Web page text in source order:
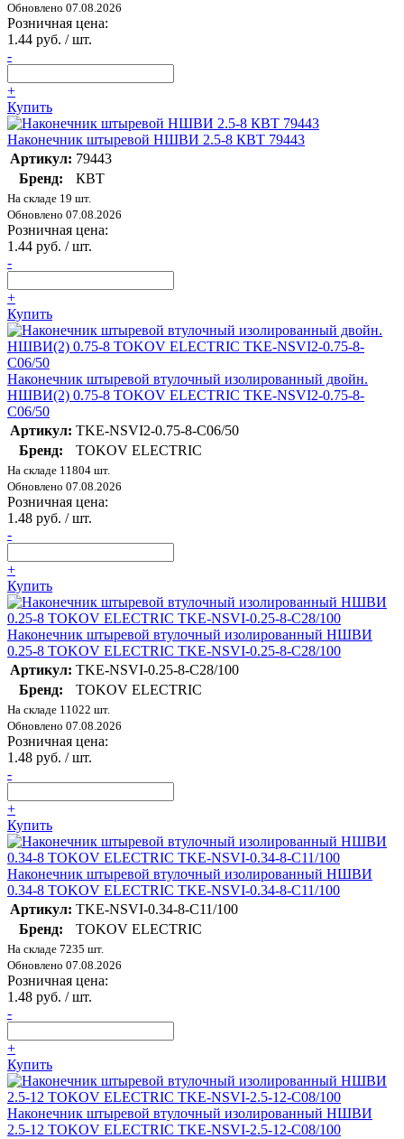
Обновлено 07.08.2026
Розничная цена:
1.44 руб. / шт.
-
+
Купить
Наконечник штыревой НШВИ 2.5-8 КВТ 79443
Артикул: 79443
Бренд:
КВТ
На складе 19 шт.
Обновлено 07.08.2026
Розничная цена:
1.44 руб. / шт.
-
+
Купить
Наконечник штыревой втулочный изолированный двойн.
НШВИ(2) 0.75-8 TOKOV ELECTRIC TKE-NSVI2-0.75-8-
C06/50
Артикул: TKE-NSVI2-0.75-8-C06/50
Бренд:
TOKOV ELECTRIC
На складе 11804 шт.
Обновлено 07.08.2026
Розничная цена:
1.48 руб. / шт.
-
+
Купить
Наконечник штыревой втулочный изолированный НШВИ
0.25-8 TOKOV ELECTRIC TKE-NSVI-0.25-8-C28/100
Артикул: TKE-NSVI-0.25-8-C28/100
Бренд:
TOKOV ELECTRIC
На складе 11022 шт.
Обновлено 07.08.2026
Розничная цена:
1.48 руб. / шт.
-
+
Купить
Наконечник штыревой втулочный изолированный НШВИ
0.34-8 TOKOV ELECTRIC TKE-NSVI-0.34-8-C11/100
Артикул: TKE-NSVI-0.34-8-C11/100
Бренд:
TOKOV ELECTRIC
На складе 7235 шт.
Обновлено 07.08.2026
Розничная цена:
1.48 руб. / шт.
-
+
Купить
Наконечник штыревой втулочный изолированный НШВИ
2.5-12 TOKOV ELECTRIC TKE-NSVI-2.5-12-C08/100